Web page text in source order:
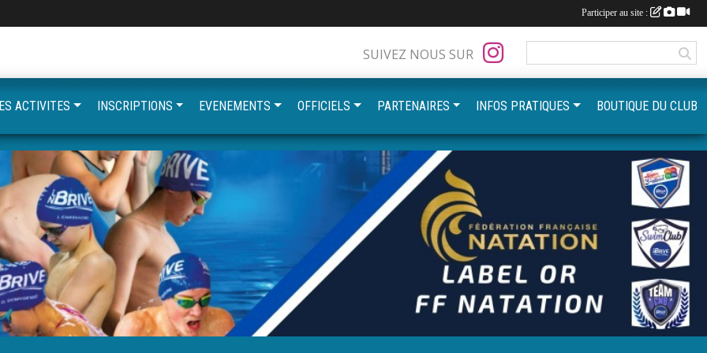
SUIVEZ NOUS SUR
ACTIVITES INSCRIPTIONS EVENEMENTS OFFICIELS PARTENAIRES INFOS PRATIQUES BOUTIQUE DU CLUB
Participer au site :